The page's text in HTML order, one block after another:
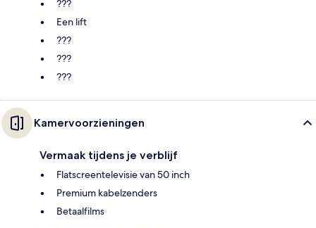
???
Een lift
???
???
???
Kamervoorzieningen
Vermaak tijdens je verblijf
Flatscreentelevisie van 50 inch
Premium kabelzenders
Betaalfilms